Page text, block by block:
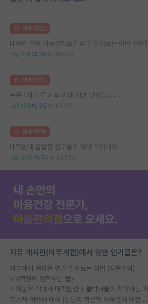
명예의전당
214 29 49890
명예의전당
논문 1저자 투고 후 아예 제명 당했습니다.
156 95 115931
명예의전당
대학원에 답답한 친구들이 많이 보이네요...
308 34 64752
자유 게시판(아무개랩)에서 핫한 인기글은?
외부에서 괜찮은 랩을 알아보는 방법 (장문주의)
<대학원에 입학하는 법>
소재분야 석박사 대학원생 + 물박사들이 착각하는 거
포스텍 억까에 대해 (동문의 학문적 아웃풋에 대한 반박)